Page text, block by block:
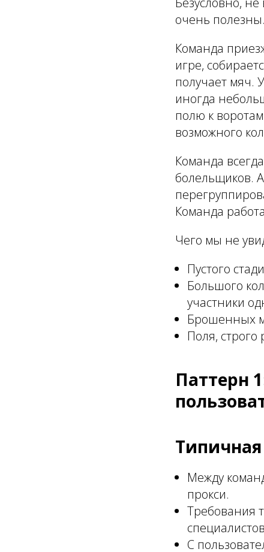
очень полезны.
Команда
игре,
получает мяч.
иногда
полю к
возможного
Команда
болельщиков. А
Команда
Чего мы не
Пустого
Большого
участники
Брошенных
Поля,
Паттерн
Между
прокси.
Требования
С